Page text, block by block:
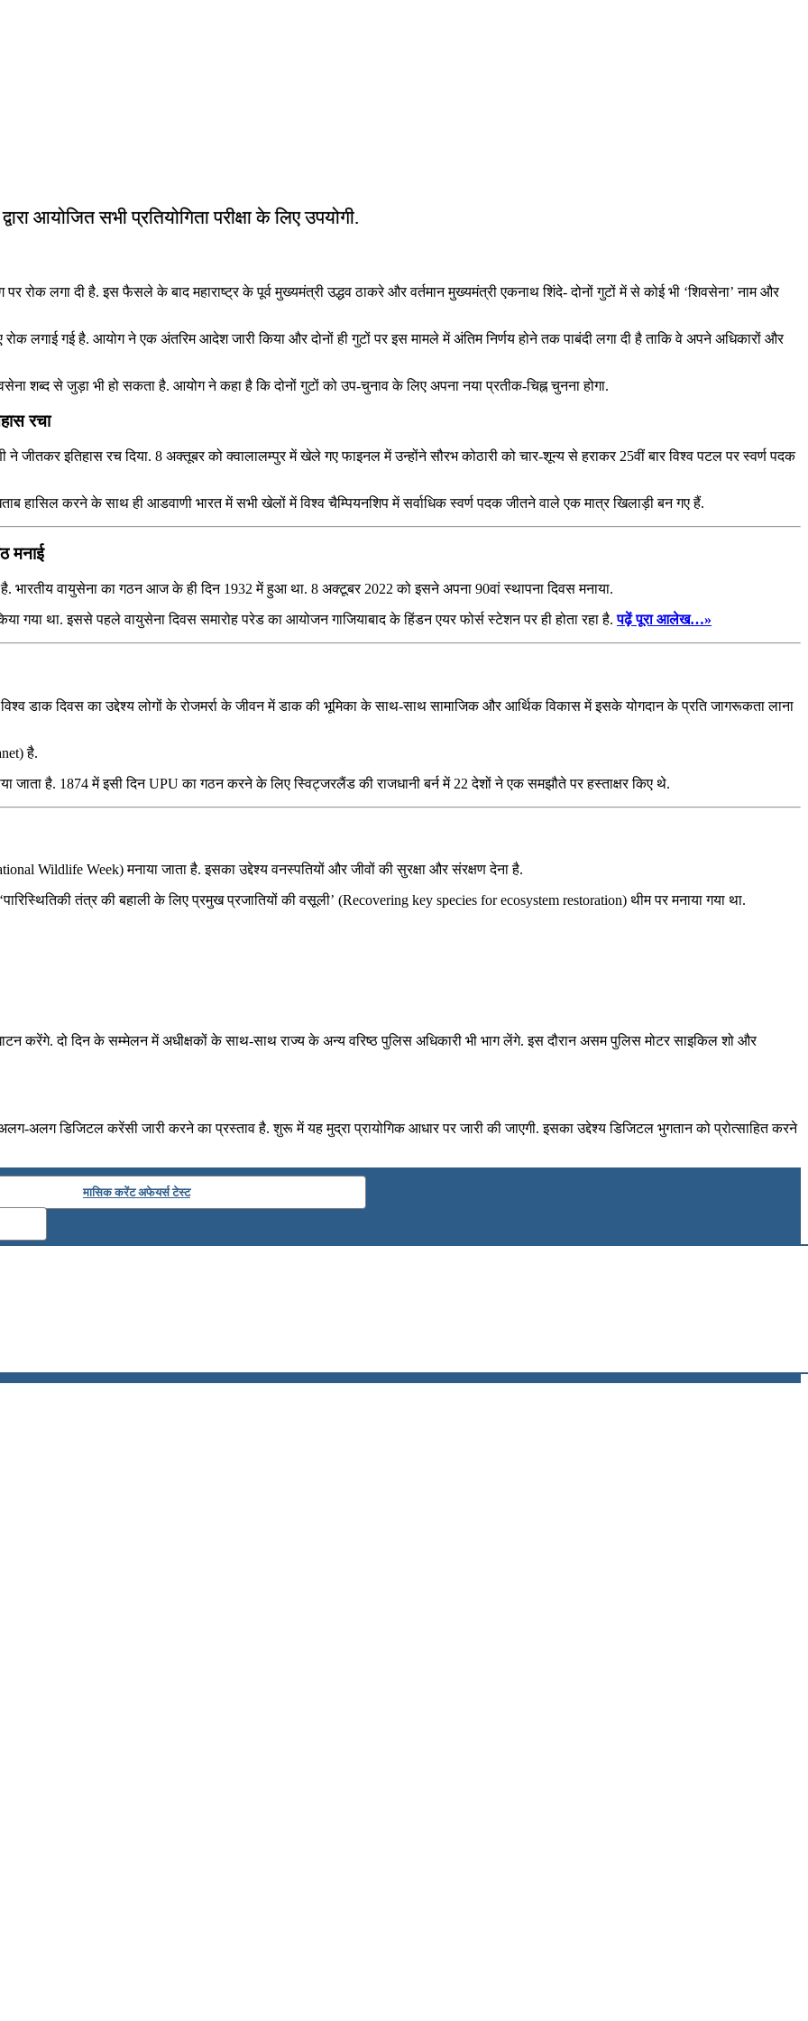
आयोजित सभी प्रतियोगिता परीक्षा के लिए उपयोगी.
रोक लगा दी है. इस फैसले के बाद महाराष्ट्र के पूर्व मुख्यमंत्री उद्धव ठाकरे और वर्तमान मुख्यमंत्री एकनाथ शिंदे- दोनों गुटों में से कोई भी ‘शिवसेना’ नाम और
लगाई गई है. आयोग ने एक अंतरिम आदेश जारी किया और दोनों ही गुटों पर इस मामले में अंतिम निर्णय होने तक पाबंदी लगा दी है ताकि वे अपने अधिकारों और
शब्द से जुड़ा भी हो सकता है. आयोग ने कहा है कि दोनों गुटों को उप-चुनाव के लिए अपना नया प्रतीक-चिह्न चुनना होगा.
रचा
जीतकर इतिहास रच दिया. 8 अक्तूबर को क्वालालम्पुर में खेले गए फाइनल में उन्होंने सौरभ कोठारी को चार-शून्य से हराकर 25वीं बार विश्‍व पटल पर स्‍वर्ण पदक
हासिल करने के साथ ही आडवाणी भारत में सभी खेलों में विश्व चैम्पियनशिप में सर्वाधिक स्वर्ण पदक जीतने वाले एक मात्र खिलाड़ी बन गए हैं.
मनाई
भारतीय वायुसेना का गठन आज के ही दिन 1932 में हुआ था. 8 अक्टूबर 2022 को इसने अपना 90वां स्थापना दिवस मनाया.
गया था. इससे पहले वायुसेना दिवस समारोह परेड का आयोजन गाजियाबाद के हिंडन एयर फोर्स स्टेशन पर ही होता रहा है.पढ़ें पूरा आलेख…»
डाक दिवस का उद्देश्‍य लोगों के रोजमर्रा के जीवन में डाक की भूमिका के साथ-साथ सामाजिक और आर्थिक विकास में इसके योगदान के प्रति जागरूकता लाना
है.
जाता है. 1874 में इसी दिन UPU का गठन करने के लिए स्विट्जरलैंड की राजधानी बर्न में 22 देशों ने एक समझौते पर हस्ताक्षर किए थे.
Wildlife Week) मनाया जाता है. इसका उद्देश्य वनस्पतियों और जीवों की सुरक्षा और संरक्षण देना है.
तंत्र की बहाली के लिए प्रमुख प्रजातियों की वसूली’ (Recovering key species for ecosystem restoration) थीम पर मनाया गया था.
करेंगे. दो दिन के सम्मेलन में अधीक्षकों के साथ-साथ राज्य के अन्य वरिष्ठ पुलिस अधिकारी भी भाग लेंगे. इस दौरान असम पुलिस मोटर साइकिल शो और
अलग डिजिटल करेंसी जारी करने का प्रस्‍ताव है. शुरू में यह मुद्रा प्रायोगिक आधार पर जारी की जाएगी. इसका उद्देश्‍य डिजिटल भुगतान को प्रोत्‍साहित करने
मासिक करेंट अफेयर्स टेस्ट